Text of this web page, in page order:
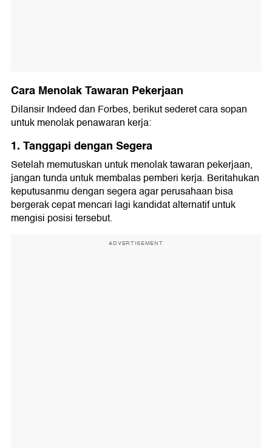
Cara Menolak Tawaran Pekerjaan
Dilansir Indeed dan Forbes, berikut sederet cara sopan
untuk menolak penawaran kerja:
1. Tanggapi dengan Segera
Setelah memutuskan untuk menolak tawaran pekerjaan,
jangan tunda untuk membalas pemberi kerja. Beritahukan
keputusanmu dengan segera agar perusahaan bisa
bergerak cepat mencari lagi kandidat alternatif untuk
mengisi posisi tersebut.
ADVERTISEMENT